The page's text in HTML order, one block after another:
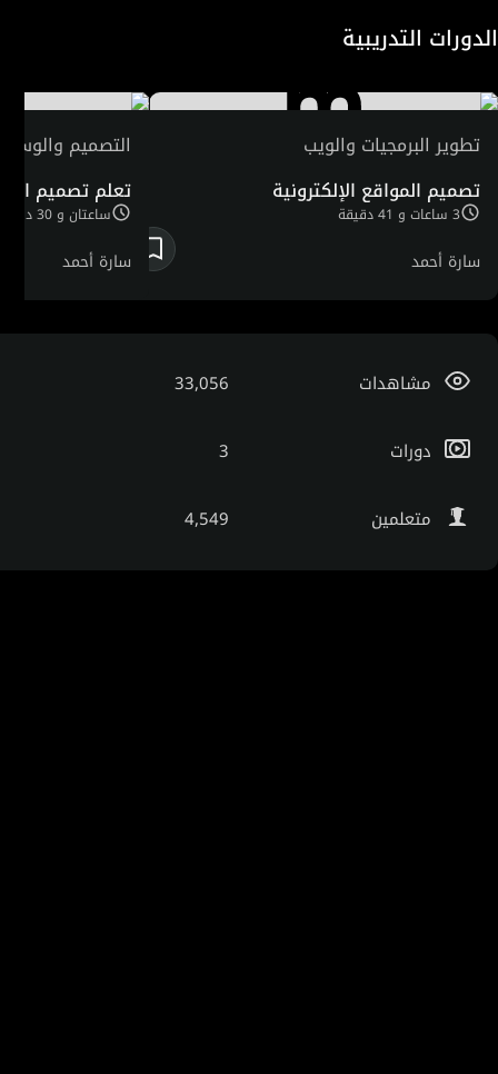
التصميمات التفاعلية وإيجاد حلول لتحسين التفاعل معها
بسهولة من خلال البحث في المعايير التصميمة المُثلي لتصميم
الواجهات التفاعلية. حصلت دكتورة سارة علي العديد من الجوائز
في مسابقات عدة متعلقة بمجال التصميمات التفاعلية.
الدورات التدريبية
تطوير البرمجيات والويب
تصميم المواقع الإلكترونية
3 ساعات و 41 دقيقة
سارة أحمد
التصميم
تعلم تصميم
ساعتان و 30 دقيقة
سارة أحمد
مشاهدات 33,056
دورات 3
متعلمين 4,549